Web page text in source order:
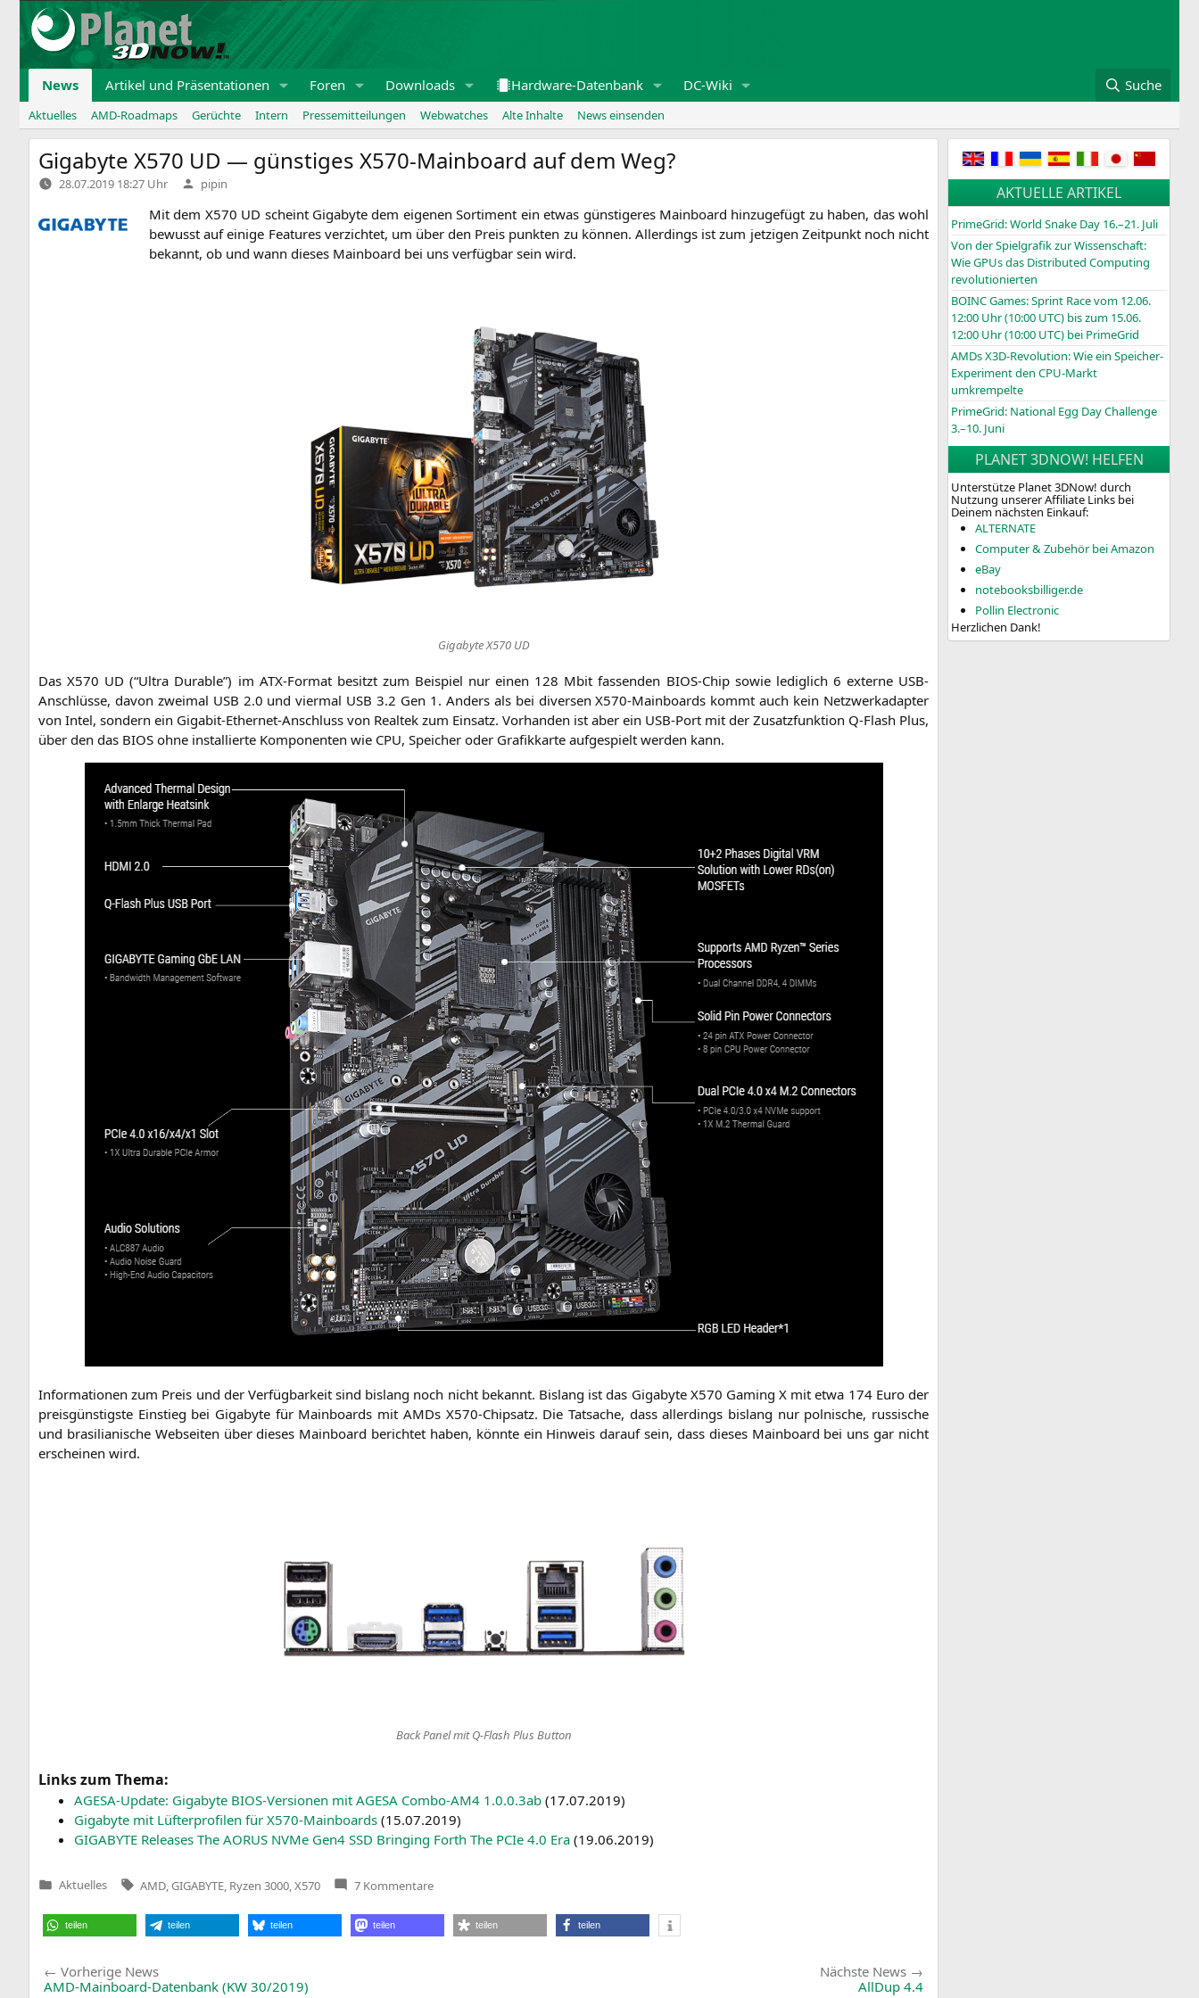
Zum
Inhalt
springen
News Artikel und Präsentationen Foren Downloads Hardware-Datenbank DC-Wiki Suche
Aktuelles AMD-Roadmaps Gerüchte Intern Pressemitteilungen Webwatches Alte Inhalte News einsenden
Gigabyte X570 UD — günstiges X570-Mainboard auf dem Weg?
28.07.2019 18:27 Uhr Verfasst
von
pipin
Mit dem X570 UD scheint Giga­byte dem eige­nen Sor­ti­ment ein etwas güns­ti­ge­res Main­board hin­zu­ge­fügt zu haben, das wohl
bewusst auf eini­ge Fea­tures ver­zich­tet, um über den Preis punk­ten zu kön­nen. Aller­dings ist zum jet­zi­gen Zeit­punkt noch nicht
bekannt, ob und wann die­ses Main­board bei uns ver­füg­bar sein wird.
Giga­byteX570 UD
DasX570 UD (“Ultra Dura­ble”) im ATX-For­mat besitzt zum Bei­spiel nur einen 128 Mbit fas­sen­den BIOS-Chip sowie ledig­lich 6 exter­ne USB-
Anschlüs­se, davon zwei­mal USB 2.0 und vier­mal USB 3.2 Gen 1. Anders als bei diver­sen X570-Main­boards kommt auch kein Netz­werk­ad­ap­ter
von Intel, son­dern ein Giga­bit-Ether­net-Anschluss von Real­tek zum Ein­satz. Vor­han­den ist aber ein USB-Port mit der Zusatz­funk­ti­on Q‑Flash Plus,
über den das BIOS ohne instal­lier­te Kom­po­nen­ten wie CPU, Spei­cher oder Gra­fik­kar­te auf­ge­spielt wer­den kann.
Infor­ma­tio­nen zum Preis und der Ver­füg­bar­keit sind bis­lang noch nicht bekannt. Bis­lang ist das Giga­byte X570 Gam­ing X mit etwa 174 Euro der
preis­güns­tigs­te Ein­stieg bei Giga­byte für Main­boards mit AMDs X570-Chip­satz. Die Tat­sa­che, dass aller­dings bis­lang nur pol­ni­sche, rus­si­sche
und bra­si­lia­ni­sche Web­sei­ten über die­ses Main­board berich­tet haben, könn­te ein Hin­weis dar­auf sein, dass die­ses Main­board bei uns gar nicht
erschei­nen wird.
Back Panel mit Q‑Flash Plus Button
Links zum Thema:
AGE­SA-Update: Giga­byte BIOS-Ver­sio­nen mit AGESA Com­bo-AM4 1.0.0.3ab (17.07.2019)
Giga­byte mit Lüf­ter­pro­fi­len für X570-Main­boards (15.07.2019)
GIGABYTE Releases The AORUS NVMe Gen4 SSD Brin­ging Forth The PCIe 4.0 Era (19.06.2019)
Veröffentlicht
Aktuelles Tags:
AMD GIGABYTE Ryzen 3000 X570 7 Kommentarezu
Gigabyte
—
teilen teilen teilen teilen teilen teilen
Beitragsnavigation
Vorherige NewsVorherige
News:
AMD-Mainboard-Datenbank (KW 30/2019)
Nächste News
News:
AllDup 4.4
AKTUELLE ARTIKEL
PrimeGrid: World Snake Day 16.–21. Juli
Von der Spielgrafik zur Wissenschaft:
Wie GPUs das Distributed Computing
revolutionierten
BOINCGames: Sprint Race vom 12.06.
12:00 Uhr (10:00 UTC) bis zum 15.06.
12:00 Uhr (10:00 UTC) bei PrimeGrid
AMDs X3D-Revolution: Wie ein Speicher-
Experiment den CPU-Markt
umkrempelte
PrimeGrid: National Egg Day Challenge
3.–10. Juni
PLANET 3DNOW! HELFEN
Unterstütze Planet 3DNow! durch
Nutzung unserer Affiliate Links bei
Deinem nächsten Einkauf:
ALTERNATE
Computer & Zubehör bei Amazon
eBay
notebooksbilliger.de
Pollin Electronic
Herzlichen Dank!